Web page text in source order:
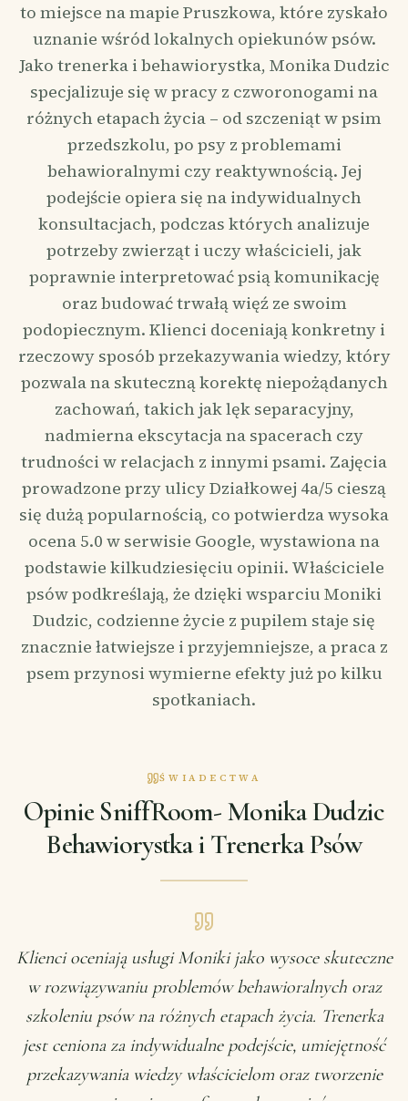
to miejsce na mapie Pruszkowa, które zyskało
uznanie wśród lokalnych opiekunów psów.
Jako trenerka i behawiorystka, Monika Dudzic
specjalizuje się w pracy z czworonogami na
różnych etapach życia – od szczeniąt w psim
przedszkolu, po psy z problemami
behawioralnymi czy reaktywnością. Jej
podejście opiera się na indywidualnych
konsultacjach, podczas których analizuje
potrzeby zwierząt i uczy właścicieli, jak
poprawnie interpretować psią komunikację
oraz budować trwałą więź ze swoim
podopiecznym. Klienci doceniają konkretny i
rzeczowy sposób przekazywania wiedzy, który
pozwala na skuteczną korektę niepożądanych
zachowań, takich jak lęk separacyjny,
nadmierna ekscytacja na spacerach czy
trudności w relacjach z innymi psami. Zajęcia
prowadzone przy ulicy Działkowej 4a/5 cieszą
się dużą popularnością, co potwierdza wysoka
ocena 5.0 w serwisie Google, wystawiona na
podstawie kilkudziesięciu opinii. Właściciele
psów podkreślają, że dzięki wsparciu Moniki
Dudzic, codzienne życie z pupilem staje się
znacznie łatwiejsze i przyjemniejsze, a praca z
psem przynosi wymierne efekty już po kilku
spotkaniach.
ŚWIADECTWA
Opinie SniffRoom- Monika Dudzic
Behawiorystka i Trenerka Psów
Klienci oceniają usługi Moniki jako wysoce skuteczne
w rozwiązywaniu problemów behawioralnych oraz
szkoleniu psów na różnych etapach życia. Trenerka
jest ceniona za indywidualne podejście, umiejętność
przekazywania wiedzy właścicielom oraz tworzenie